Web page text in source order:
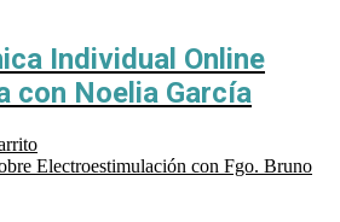
Individual Online
con Noelia García